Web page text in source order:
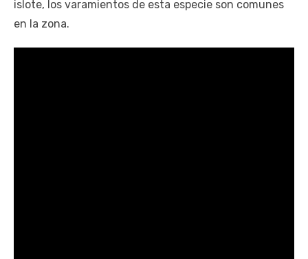
islote, los varamientos de esta especie son comunes
en la zona.